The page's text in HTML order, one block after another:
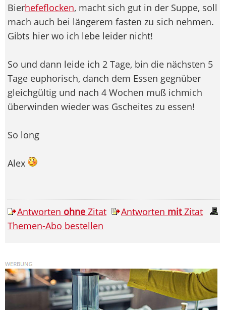
Bierhefeflocken, macht sich gut in der Suppe, soll
mach auch bei längerem fasten zu sich nehmen.
Gibts hier wo ich lebe leider nicht!
So und dann leide ich 2 Tage, bin die nächsten 5
Tage euphorisch, danch dem Essen gegnüber
gleichgültig und nach 4 Wochen muß ichmich
überwinden wieder was Gscheites zu essen!
So long
Alex
Antworten ohne Zitat Antworten mitZitat
Themen-Abo bestellen